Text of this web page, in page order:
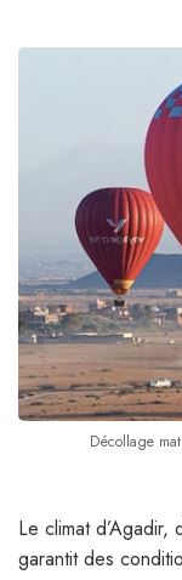
Décollage
Le climat d’Agadir,
garantit des